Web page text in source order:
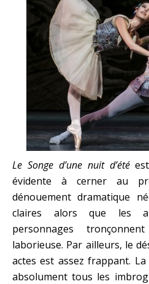
Le Songe d’une nuit d’étéest
évidente à cerner au
dénouement dramatique
claires alors que les
personnages
laborieuse. Par ailleurs, le
actes est assez frappant.
absolument tous les